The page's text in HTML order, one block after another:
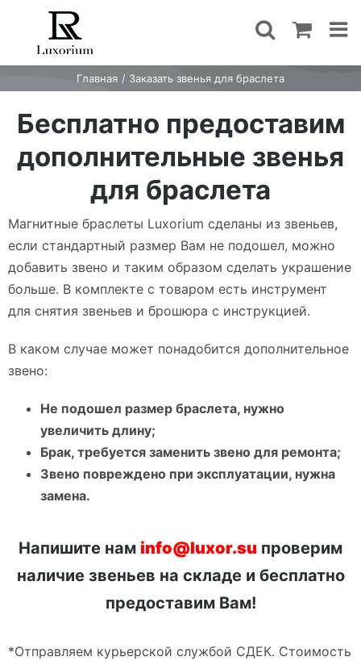
content
Главная Заказать звенья для браслета
Бесплатно предоставим
дополнительные звенья
для браслета
Магнитные браслеты Luxorium сделаны из звеньев,
если стандартный размер Вам не подошел, можно
добавить звено и таким образом сделать украшение
больше. В комплекте с товаром есть инструмент
для снятия звеньев и брошюра с инструкцией.
В каком случае может понадобится дополнительное
звено:
Не подошел размер браслета, нужно
увеличить длину;
Брак, требуется заменить звено для ремонта;
Звено повреждено при эксплуатации, нужна
замена.
Напишите нам info@luxor.su проверим
наличие звеньев на складе и бесплатно
предоставим Вам!
*Отправляем курьерской службой СДЕК. Стоимость